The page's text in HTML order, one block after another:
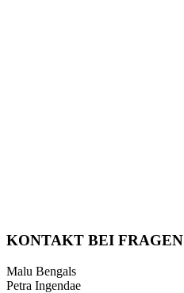
KONTAKT BEI FRAGEN
Malu Bengals
Petra Ingendae